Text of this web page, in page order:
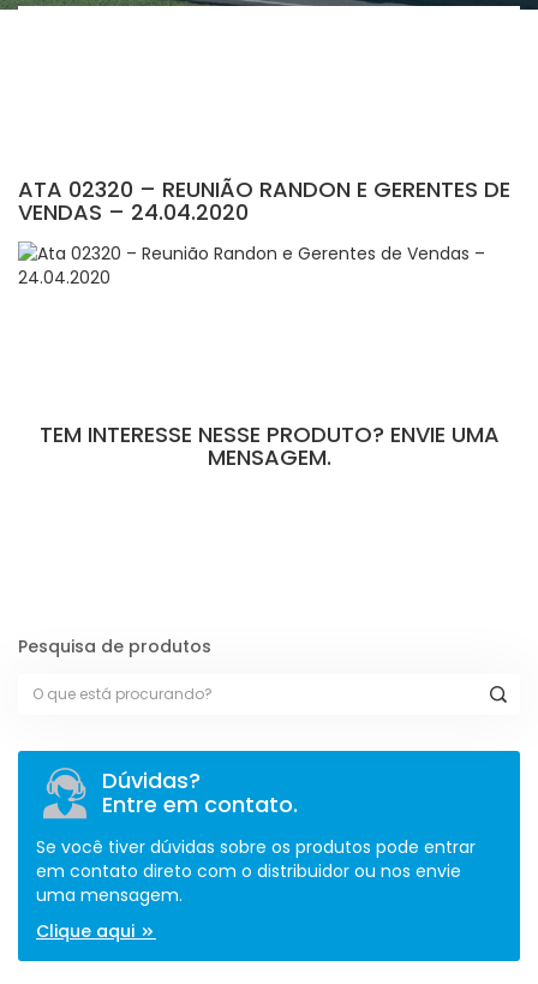
ATA 02320 – REUNIÃO RANDON E GERENTES DE
VENDAS – 24.04.2020
TEM INTERESSE NESSE PRODUTO? ENVIE UMA
MENSAGEM.
Pesquisa de produtos
Dúvidas?
Entre em contato.
Se você tiver dúvidas sobre os produtos pode entrar
em contato direto com o distribuidor ou nos envie
uma mensagem.
Clique aqui